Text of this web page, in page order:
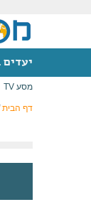
מסע TV
דף הבית